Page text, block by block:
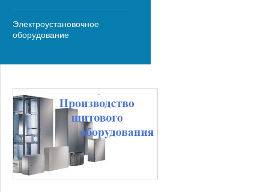
Электроустановочное
оборудование